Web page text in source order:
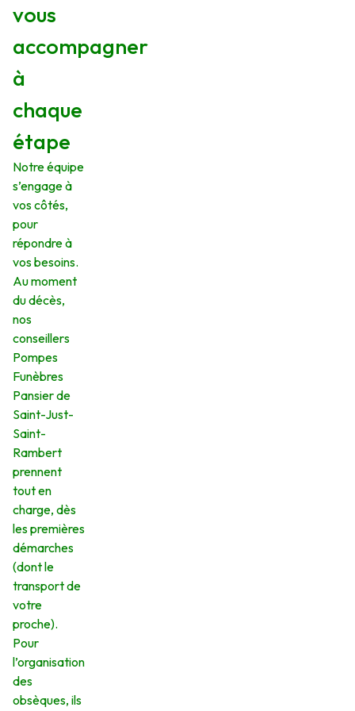
vous
accompagner
à
chaque
étape
Notre équipe
s’engage à
vos côtés,
pour
répondre à
vos besoins.
Au moment
du décès,
nos
conseillers
Pompes
Funèbres
Pansier de
Saint-Just-
Saint-
Rambert
prennent
tout en
charge, dès
les premières
démarches
(dont le
transport de
votre
proche).
Pour
l’organisation
des
obsèques, ils